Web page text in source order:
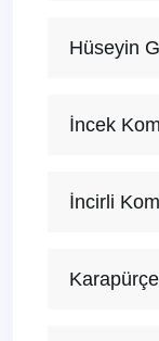
Hüseyin
İncek
İncirli